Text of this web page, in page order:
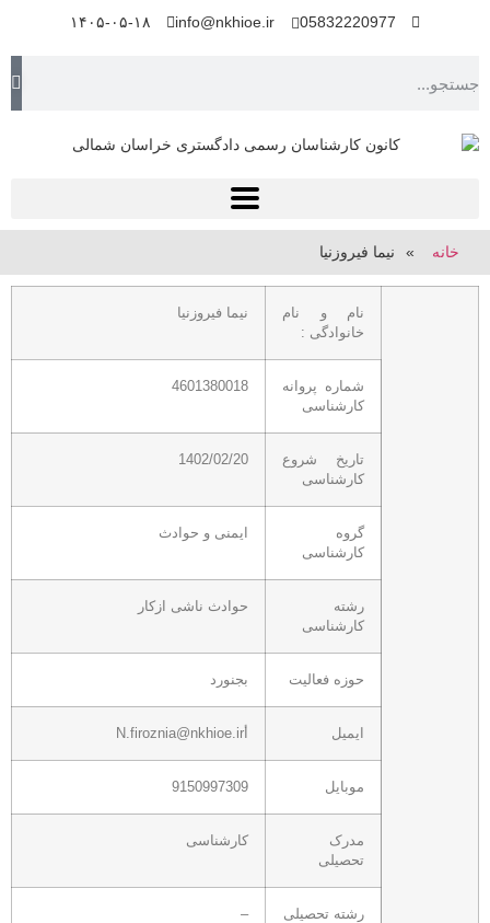
05832220977
info@nkhioe.ir ۱۴۰۵-۰۵-۱۸
خانه » نیما فیروزنیا
نام و نام
خانوادگی :
نیما فیروزنیا
شماره پروانه
کارشناسی
4601380018
تاریخ شروع
کارشناسی
1402/02/20
گروه
کارشناسی
ایمنی و حوادث
رشته
کارشناسی
حوادث ناشی ازکار
حوزه فعالیت بجنورد
ایمیل أN.firoznia@nkhioe.ir
موبایل 9150997309
مدرک
تحصیلی
کارشناسی
رشته تحصیلی –